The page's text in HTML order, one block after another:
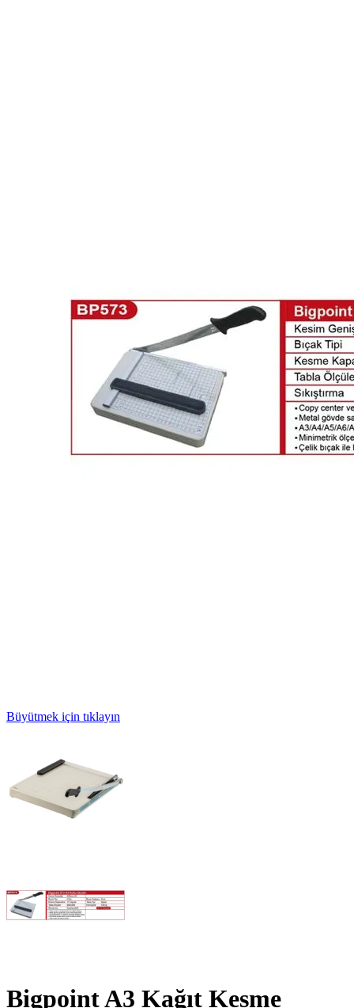
Büyütmek için tıklayın
Bigpoint A3 Kağıt Kesme